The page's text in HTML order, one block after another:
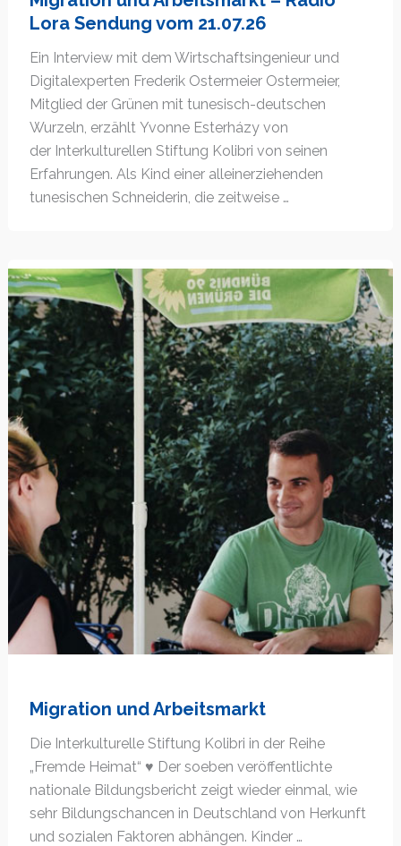
Lora Sendung vom 21.07.26
Ein Interview mit dem Wirtschaftsingenieur und
Digitalexperten Frederik Ostermeier Ostermeier,
Mitglied der Grünen mit tunesisch-deutschen
Wurzeln, erzählt Yvonne Esterházy von
der Interkulturellen Stiftung Kolibri von seinen
Erfahrungen. Als Kind einer alleinerziehenden
tunesischen Schneiderin, die zeitweise …
Migration und Arbeitsmarkt
Die Interkulturelle Stiftung Kolibri in der Reihe
„Fremde Heimat“ ♥ Der soeben veröffentlichte
nationale Bildungsbericht zeigt wieder einmal, wie
sehr Bildungschancen in Deutschland von Herkunft
und sozialen Faktoren abhängen. Kinder …